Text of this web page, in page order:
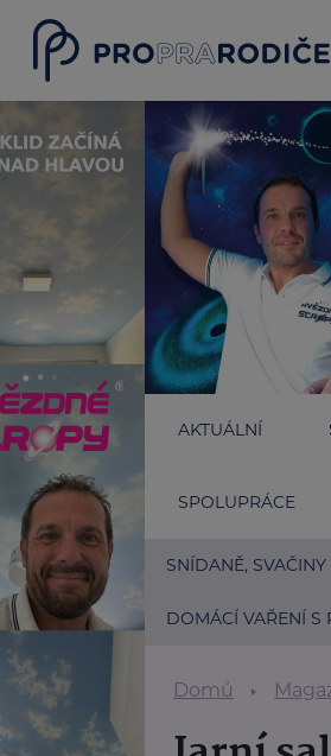
AKTUÁLNÍ
SPOLUPRÁCE
SNÍDANĚ, SVAČINY
DOMÁCÍ VAŘENÍ S
Domů